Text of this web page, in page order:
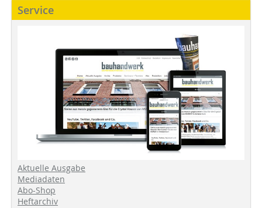
Service
Aktuelle Ausgabe
Mediadaten
Abo-Shop
Heftarchiv